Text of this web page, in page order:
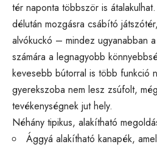
tér naponta többször is
délután mozgásra csábító
alvókuckó – mindez ugyanabban
számára a legnagyobb
kevesebb bútorral is több funkció
gyerekszoba nem lesz zsúfolt,
tevékenységnek jut hely.
Néhány tipikus, alakítható
Ággyá alakítható kanapék,